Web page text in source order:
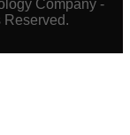
Company -
Reserved.